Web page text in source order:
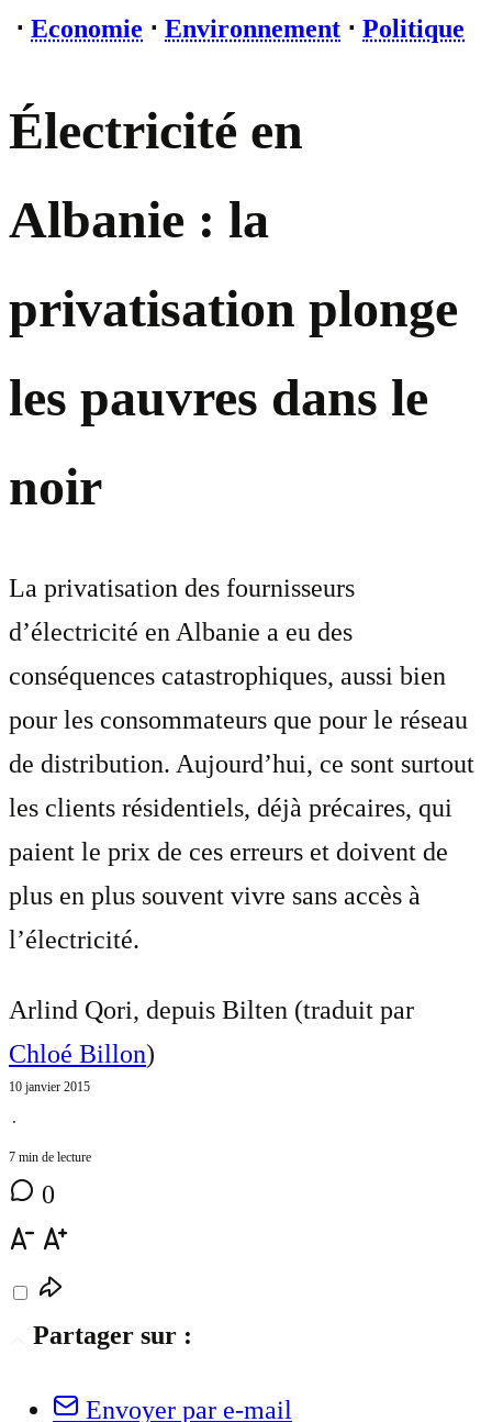
⋅ Economie ⋅ Environnement ⋅ Politique
Électricité en
Albanie : la
privatisation plonge
les pauvres dans le
noir
La privatisation des fournisseurs
d’électricité en Albanie a eu des
conséquences catastrophiques, aussi bien
pour les consommateurs que pour le réseau
de distribution. Aujourd’hui, ce sont surtout
les clients résidentiels, déjà précaires, qui
paient le prix de ces erreurs et doivent de
plus en plus souvent vivre sans accès à
l’électricité.
Arlind Qori, depuis Bilten (traduit par
Chloé Billon)
10 janvier 2015
⋅
7 min de lecture
0
Partager sur :
Envoyer par e-mail